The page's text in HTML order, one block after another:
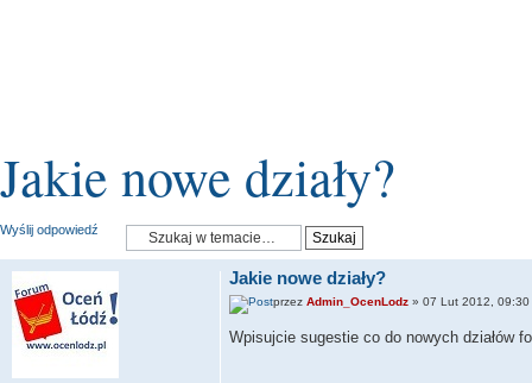
Jakie nowe działy?
Wyślij odpowiedź
Jakie nowe działy?
przez Admin_OcenLodz» 07 Lut 2012, 09:30
Wpisujcie sugestie co do nowych działów